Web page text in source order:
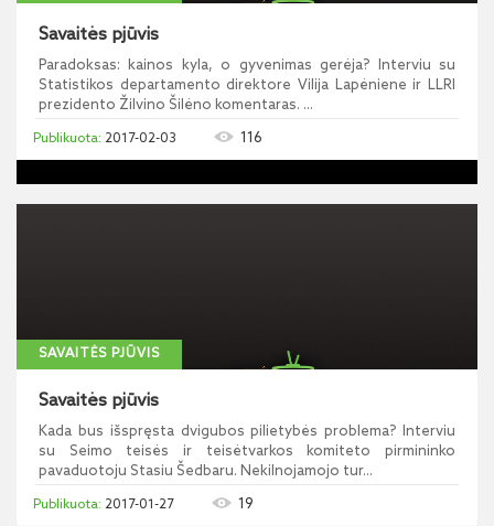
Savaitės pjūvis
Paradoksas: kainos kyla, o gyvenimas gerėja? Interviu su
Statistikos departamento direktore Vilija Lapėniene ir LLRI
prezidento Žilvino Šilėno komentaras. ...
2017-02-03 116
SAVAITĖS PJŪVIS
Savaitės pjūvis
Kada bus išspręsta dvigubos pilietybės problema? Interviu
su Seimo teisės ir teisėtvarkos komiteto pirmininko
pavaduotoju Stasiu Šedbaru. Nekilnojamojo tur...
2017-01-27 19